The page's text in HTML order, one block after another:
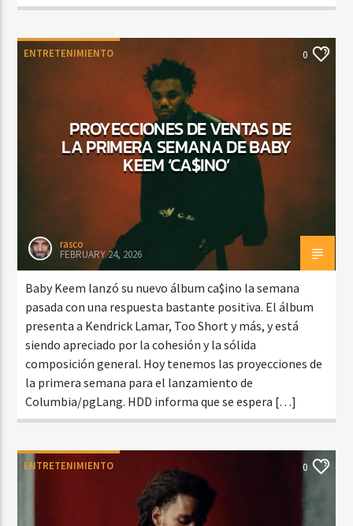
ENTRETENIMIENTO 0
PROYECCIONES DE VENTAS DE
LA PRIMERA SEMANA DE BABY
KEEM ‘CA$INO’
rasco
FEBRUARY 24, 2026
Baby Keem lanzó su nuevo álbum ca$ino la semana
pasada con una respuesta bastante positiva. El álbum
presenta a Kendrick Lamar, Too Short y más, y está
siendo apreciado por la cohesión y la sólida
composición general. Hoy tenemos las proyecciones de
la primera semana para el lanzamiento de
Columbia/pgLang. HDD informa que se espera […]
ENTRETENIMIENTO 0